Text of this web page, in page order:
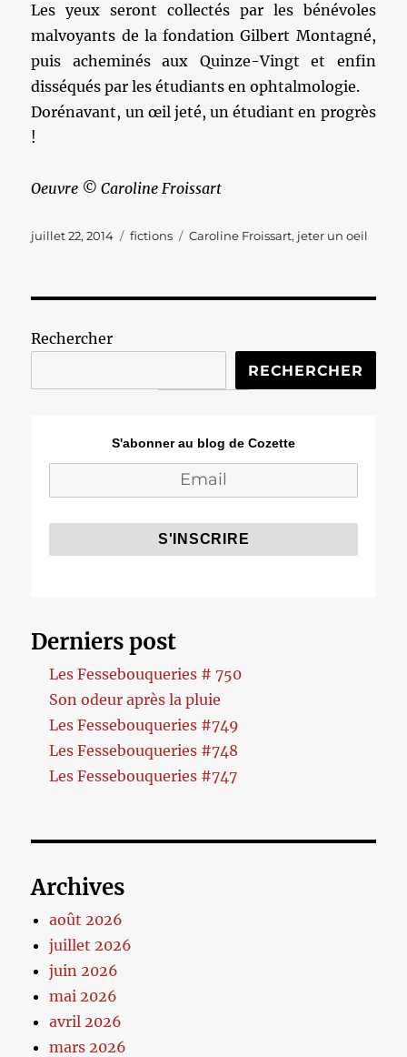
Les yeux seront collectés par les bénévoles
malvoyants de la fondation Gilbert Montagné,
puis acheminés aux Quinze-Vingt et enfin
disséqués par les étudiants en ophtalmologie.
Dorénavant, un œil jeté, un étudiant en progrès
!
Oeuvre © Caroline Froissart
Publié
juillet 22, 2014 Catégories
fictions Étiquettes
Caroline Froissart, jeter un oeil
Rechercher
RECHERCHER
S'abonner au blog de Cozette
Derniers post
Les Fessebouqueries # 750
Son odeur après la pluie
Les Fessebouqueries #749
Les Fessebouqueries #748
Les Fessebouqueries #747
Archives
août 2026
juillet 2026
juin 2026
mai 2026
avril 2026
mars 2026